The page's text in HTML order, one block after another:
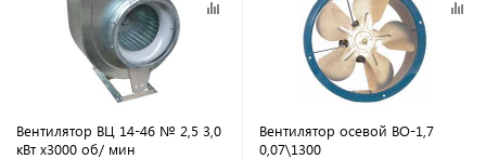
Вентилятор ВЦ 14-46 № 2,5 3,0
кВт х3000 об/ мин
Вентилятор осевой ВО-1,7
0,07\1300